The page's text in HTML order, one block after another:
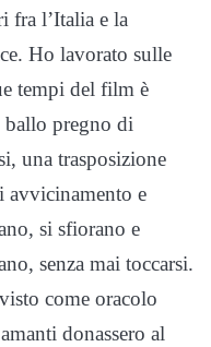
fra l’Italia e la
Ho lavorato sulle
tempi del film è
ballo pregno di
una trasposizione
avvicinamento e
si sfiorano e
senza mai toccarsi.
come oracolo
donassero al